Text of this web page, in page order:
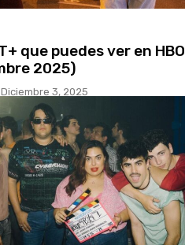
que puedes ver en HBO
2025)
Diciembre 3, 2025